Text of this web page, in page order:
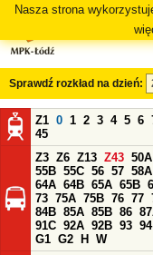
Nasza strona
Sprawdź rozkład na dzień:
Z1 0 1 2 3 4 5 6
45
Z3 Z6 Z13 Z43 50A
55B 55C 56 57 58A
64A 64B 65A 65B
73 75A 75B 76 77
84B 85A 85B 86
91C 92A 92B 93 94
G1 G2 H
W